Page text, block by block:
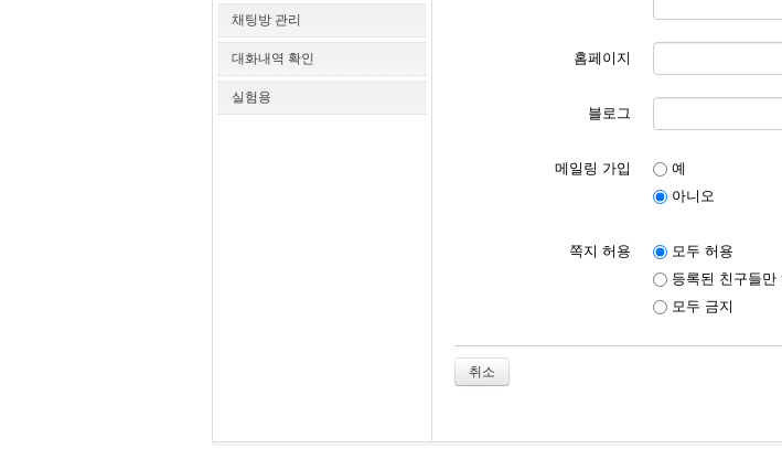
채팅방 관리
대화내역 확인
실험용
홈페이지
블로그
메일링 가입
예
아니오
쪽지 허용
모두 허용
등록된 친구들만
모두 금지
취소